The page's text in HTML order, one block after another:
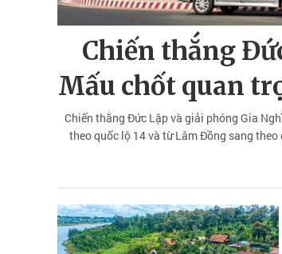
Chiến thắng
Mấu chốt quan
Chiến thắng Đức Lập và giải phóng Gia
theo quốc lộ 14 và từ Lâm Đồng sang